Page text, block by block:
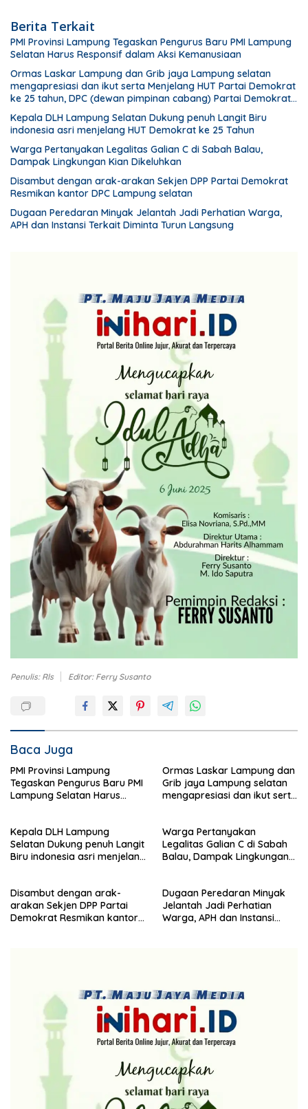
Berita Terkait
PMI Provinsi Lampung Tegaskan Pengurus Baru PMI Lampung
Selatan Harus Responsif dalam Aksi Kemanusiaan
Ormas Laskar Lampung dan Grib jaya Lampung selatan
mengapresiasi dan ikut serta Menjelang HUT Partai Demokrat
ke 25 tahun, DPC (dewan pimpinan cabang) Partai Demokrat
Lampung Selatan gelar aksi bersih-bersih pantai dan
menanam pohon
Kepala DLH Lampung Selatan Dukung penuh Langit Biru
indonesia asri menjelang HUT Demokrat ke 25 Tahun
Warga Pertanyakan Legalitas Galian C di Sabah Balau,
Dampak Lingkungan Kian Dikeluhkan
Disambut dengan arak-arakan Sekjen DPP Partai Demokrat
Resmikan kantor DPC Lampung selatan
Dugaan Peredaran Minyak Jelantah Jadi Perhatian Warga,
APH dan Instansi Terkait Diminta Turun Langsung
Penulis: Rls Editor: Ferry Susanto
Baca Juga
PMI Provinsi Lampung
Tegaskan Pengurus Baru PMI
Lampung Selatan Harus
Ormas Laskar Lampung dan
Grib jaya Lampung selatan
mengapresiasi dan ikut serta
(dewan pimpinan cabang)
Partai Demokrat Lampung
Selatan gelar aksi bersih-
Kepala DLH Lampung
Selatan Dukung penuh Langit
Biru indonesia asri menjelang
Warga Pertanyakan
Legalitas Galian C di Sabah
Balau, Dampak Lingkungan
Disambut dengan arak-
arakan Sekjen DPP Partai
Demokrat Resmikan kantor
Dugaan Peredaran Minyak
Jelantah Jadi Perhatian
Warga, APH dan Instansi